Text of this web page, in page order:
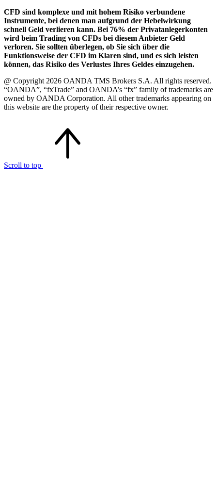
CFD sind komplexe und mit hohem Risiko verbundene
Instrumente, bei denen man aufgrund der Hebelwirkung
schnell Geld verlieren kann. Bei 76% der Privatanlegerkonten
wird beim Trading von CFDs bei diesem Anbieter Geld
verloren. Sie sollten überlegen, ob Sie sich über die
Funktionsweise der CFD im Klaren sind, und es sich leisten
können, das Risiko des Verlustes Ihres Geldes einzugehen.
@ Copyright 2026 OANDA TMS Brokers S.A. All rights reserved.
“OANDA”, “fxTrade” and OANDA’s “fx” family of trademarks are
owned by OANDA Corporation. All other trademarks appearing on
this website are the property of their respective owner.
Scroll to top